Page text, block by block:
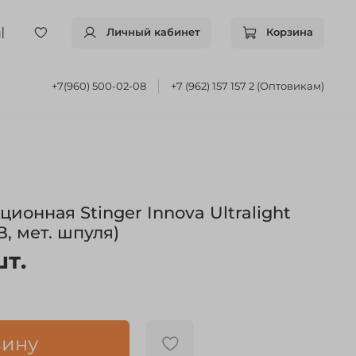
Личный кабинет Корзина
+7(960) 500-02-08 +7 (962) 157 157 2 (Оптовикам)
Stinger Innova Ultralight
мет. шпуля)